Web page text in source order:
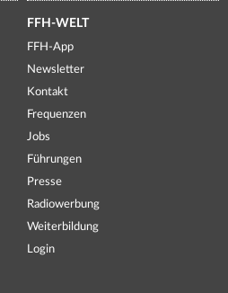
FFH-WELT
FFH-App
Newsletter
Kontakt
Frequenzen
Jobs
Führungen
Presse
Radiowerbung
Weiterbildung
Login